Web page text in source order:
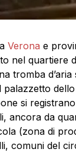
Verona e
nel quartiere
tromba
palazzetto
si
ancora da
(zona di
comuni del